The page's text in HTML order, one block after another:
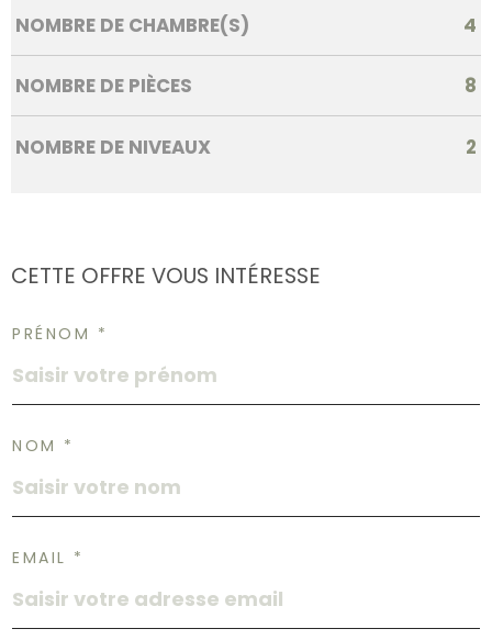
NOMBRE DE CHAMBRE(S) 4
NOMBRE DE PIÈCES 8
NOMBRE DE NIVEAUX 2
CETTE OFFRE VOUS INTÉRESSE
PRÉNOM *
NOM *
EMAIL *